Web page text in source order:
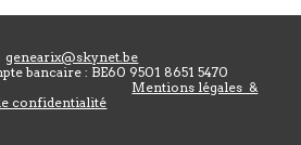
genearix@skynet.be
bancaire : BE60 9501 8651 5470
Mentions légales &
confidentialité